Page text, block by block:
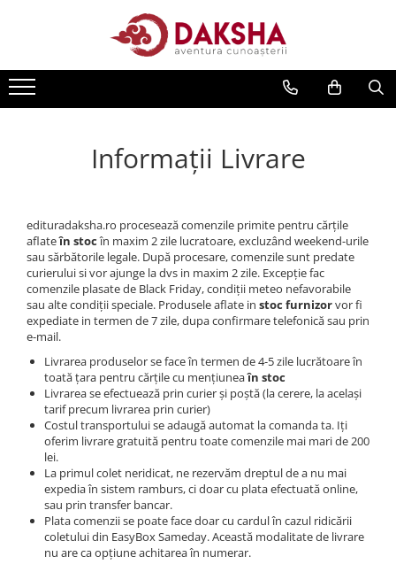
Editura Daksha
Seria Anton Parks
Dezvăluiri
Spiritualitate
Extratereștrii
OZN
Transformare spirituală
Psihologie
Dezvoltare personală
Astrologie
Știință
Seria Montauk
Mistere
Seria Chico Xavier
Seria Helena Blavatsky
Informații Livrare
edituradaksha.ro procesează comenzile primite pentru cărțile
aflateîn stocîn maxim 2 zile lucratoare, excluzând weekend-urile
sau sărbătorile legale. După procesare, comenzile sunt predate
curierului si vor ajunge la dvs in maxim 2 zile. Excepție fac
comenzile plasate de Black Friday, condiții meteo nefavorabile
sau alte condiții speciale. Produsele aflate in stoc furnizorvor fi
expediate in termen de 7 zile, dupa confirmare telefonică sau prin
e-mail.
Livrarea produselor se face în termen de 4-5 zile lucrătoare în
toată țara pentru cărțile cu mențiuneaîn stoc
Livrarea se efectuează prin curier și poștă (la cerere, la același
tarif precum livrarea prin curier)
Costul transportului se adaugă automat la comanda ta. Iți
oferim livrare gratuită pentru toate comenzile mai mari de 200
lei.
La primul colet neridicat, ne rezervăm dreptul de a nu mai
expedia în sistem ramburs, ci doar cu plata efectuată online,
sau prin transfer bancar.
Plata comenzii se poate face doar cu cardul în cazul ridicării
coletului din EasyBox Sameday. Această modalitate de livrare
nu are ca opțiune achitarea în numerar.